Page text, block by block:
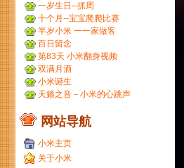
一岁生日--抓周
十个月--宝宝爬爬比赛
半岁小米 一一家做客
百日留念
第83天 小米翻身视频
双满月酒
小米诞生
天籁之音－小米的心跳声
网站导航
小米主页
关于小米